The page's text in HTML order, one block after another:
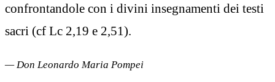
confrontandole con i divini insegnamenti dei testi
sacri (cf Lc 2,19 e 2,51).
— Don Leonardo Maria Pompei